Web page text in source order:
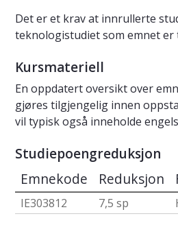
Det er et krav at innrullerte
teknologistudiet som emnet er
Kursmateriell
En oppdatert oversikt over
gjøres tilgjengelig innen
vil typisk også inneholde
Studiepoengreduksjon
Emnekode Reduksjon
IE303812 7,5 sp